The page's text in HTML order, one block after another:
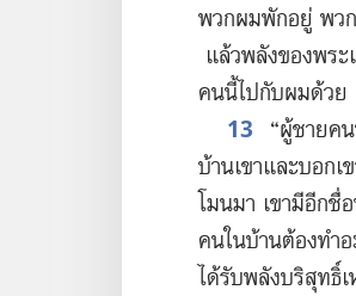
พวก​ผม​พัก​อยู่ พวก​
แล้ว​พลัง​ของ​พระ
คน​นี้​ไป​กับ​ผม​ด้วย
13
“ผู้​ชาย​ค
บ้าน​เขา​และ​บอก​
โมน​มา เขา​มี​อีก​ชื่
คน​ใน​บ้าน​ต้อง​ทำ​อ
ได้​รับ​พลัง​บริสุทธิ์​